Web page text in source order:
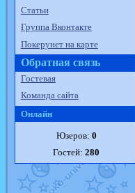
Статьи
Группа Вконтакте
Покерунет на карте
Обратная связь
Гостевая
Команда сайта
Онлайн
Юзеров: 0
Гостей:280